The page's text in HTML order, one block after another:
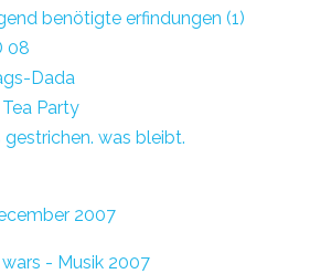
benötigte erfindungen (1)
08
Dada
Party
gestrichen. was bleibt.
2007
- Musik 2007